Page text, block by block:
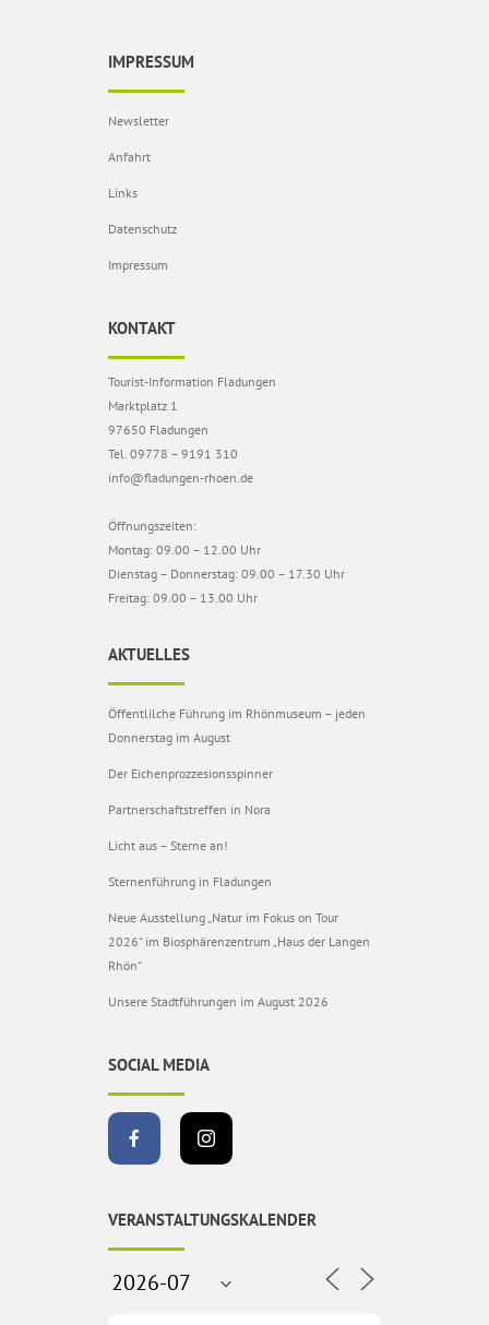
IMPRESSUM
Newsletter
Anfahrt
Links
Datenschutz
Impressum
KONTAKT
Tourist-Information Fladungen
Marktplatz 1
97650 Fladungen
Tel. 09778 – 9191 310
info@fladungen-rhoen.de
Öffnungszeiten:
Montag: 09.00 – 12.00 Uhr
Dienstag – Donnerstag: 09.00 – 17.30 Uhr
Freitag: 09.00 – 13.00 Uhr
AKTUELLES
Öffentlilche Führung im Rhönmuseum – jeden
Donnerstag im August
Der Eichenprozzesionsspinner
Partnerschaftstreffen in Nora
Licht aus – Sterne an!
Sternenführung in Fladungen
Neue Ausstellung „Natur im Fokus on Tour
2026“ im Biosphärenzentrum „Haus der Langen
Rhön“
Unsere Stadtführungen im August 2026
SOCIAL MEDIA
VERANSTALTUNGSKALENDER